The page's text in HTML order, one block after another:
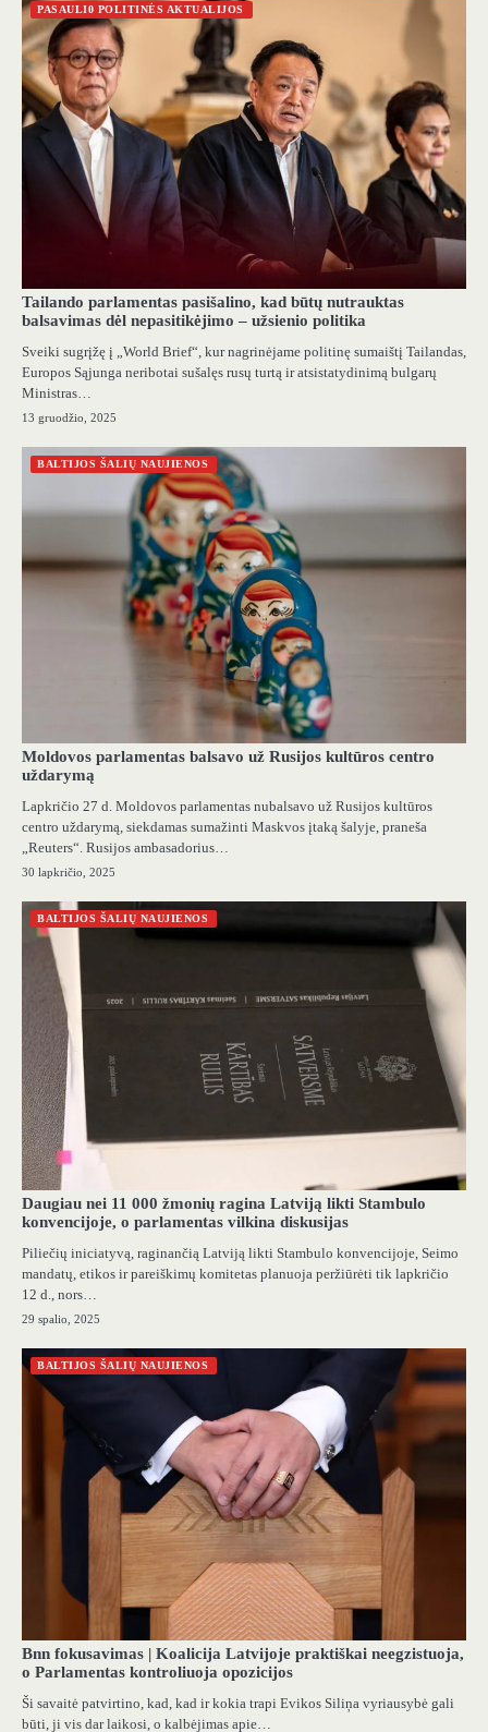
PASAULI0 POLITINĖS AKTUALIJOS
Tailando parlamentas pasišalino, kad būtų nutrauktas
balsavimas dėl nepasitikėjimo – užsienio politika
Sveiki sugrįžę į „World Brief“, kur nagrinėjame politinę sumaištį Tailandas,
Europos Sąjunga neribotai sušalęs rusų turtą ir atsistatydinimą bulgarų
Ministras…
13 gruodžio, 2025
BALTIJOS ŠALIŲ NAUJIENOS
Moldovos parlamentas balsavo už Rusijos kultūros centro
uždarymą
Lapkričio 27 d. Moldovos parlamentas nubalsavo už Rusijos kultūros
centro uždarymą, siekdamas sumažinti Maskvos įtaką šalyje, praneša
„Reuters“. Rusijos ambasadorius…
30 lapkričio, 2025
BALTIJOS ŠALIŲ NAUJIENOS
Daugiau nei 11 000 žmonių ragina Latviją likti Stambulo
konvencijoje, o parlamentas vilkina diskusijas
Piliečių iniciatyvą, raginančią Latviją likti Stambulo konvencijoje, Seimo
mandatų, etikos ir pareiškimų komitetas planuoja peržiūrėti tik lapkričio
12 d., nors…
29 spalio, 2025
BALTIJOS ŠALIŲ NAUJIENOS
Bnn fokusavimas | Koalicija Latvijoje praktiškai neegzistuoja,
o Parlamentas kontroliuoja opozicijos
Ši savaitė patvirtino, kad, kad ir kokia trapi Evikos Siliņa vyriausybė gali
būti, ji vis dar laikosi, o kalbėjimas apie…